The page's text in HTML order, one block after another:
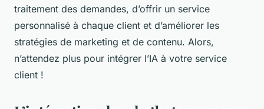
traitement des demandes, d’offrir un service
personnalisé à chaque client et d’améliorer les
stratégies de marketing et de contenu. Alors,
n’attendez plus pour intégrer l’IA à votre service
client !